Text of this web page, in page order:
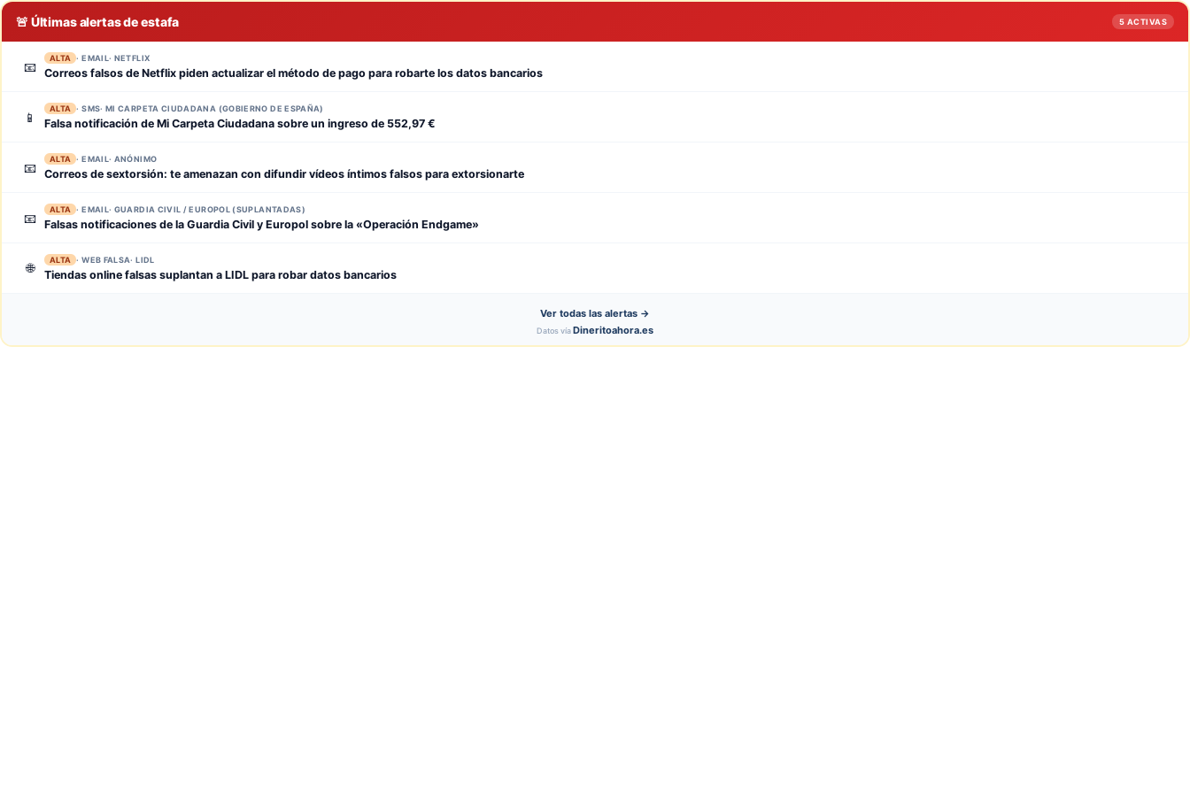
🚨 Últimas alertas de estafa 5 ACTIVAS
📧
ALTA · EMAIL · NETFLIX
Correos falsos de Netflix piden actualizar el método de pago para robarte los datos bancarios
📱
ALTA · SMS· MI CARPETA CIUDADANA (GOBIERNO DE ESPAÑA)
Falsa notificación de Mi Carpeta Ciudadana sobre un ingreso de 552,97 €
📧
ALTA · EMAIL · ANÓNIMO
Correos de sextorsión: te amenazan con difundir vídeos íntimos falsos para extorsionarte
📧
ALTA · EMAIL · GUARDIA CIVIL / EUROPOL (SUPLANTADAS)
Falsas notificaciones de la Guardia Civil y Europol sobre la «Operación Endgame»
🌐
ALTA · WEB FALSA· LIDL
Tiendas online falsas suplantan a LIDL para robar datos bancarios
Ver todas las alertas →
Datos víaDineritoahora.es